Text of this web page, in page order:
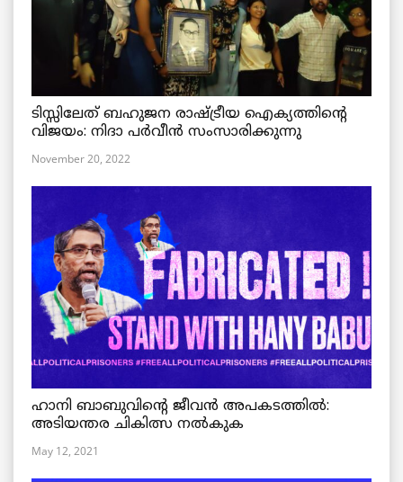
ടിസ്സിലേത് ബഹുജന രാഷ്ട്രീയ ഐക്യത്തിന്റെ
വിജയം: നിദാ പർവീൻ സംസാരിക്കുന്നു
November 20, 2022
ഹാനി ബാബുവിന്റെ ജീവൻ അപകടത്തിൽ:
അടിയന്തര ചികിത്സ നൽകുക
May 12, 2021